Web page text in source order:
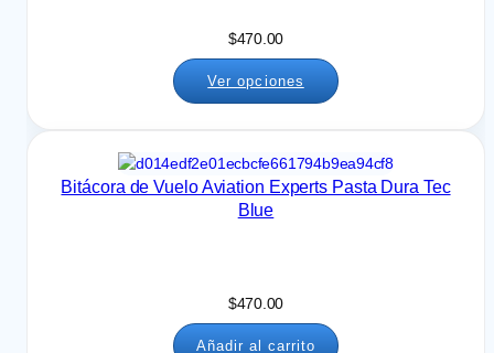
$470.00
Ver opciones
Bitácora de Vuelo Aviation Experts Pasta Dura Tec
Blue
$470.00
Añadir al carrito